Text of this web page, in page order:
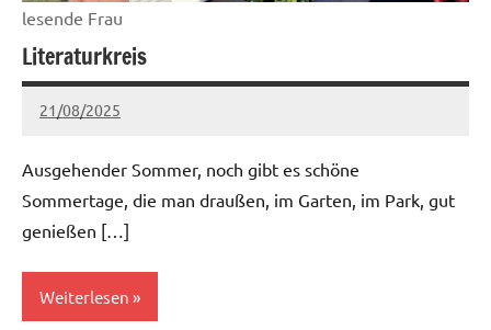
lesende Frau
Literaturkreis
21/08/2025
martina
Keine
Ausgehender Sommer, noch gibt es schöne
Sommertage, die man draußen, im Garten, im Park, gut
genießen […]
Weiterlesen